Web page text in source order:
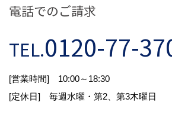
電話でのご請求
TEL.0120-77-
[営業時間] 10:00～18:30
[定休日] 毎週水曜・第2、第3木曜日